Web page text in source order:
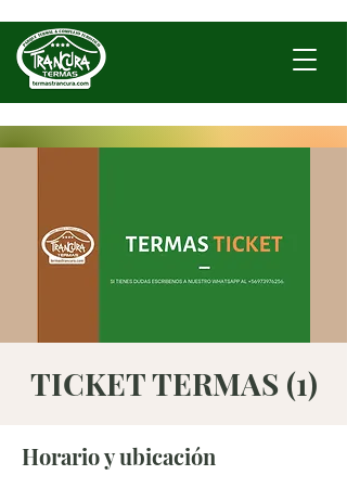
TICKET TERMAS (1)
Horario y ubicación